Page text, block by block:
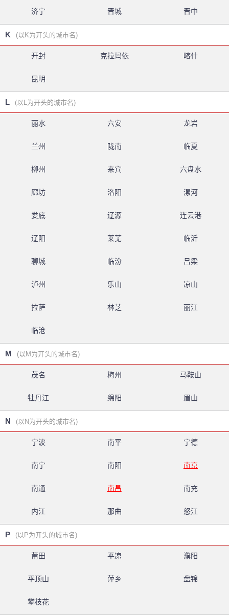
济宁 晋城 晋中
K (以K为开头的城市名)
开封 克拉玛依 喀什
昆明
L (以L为开头的城市名)
丽水 六安 龙岩
兰州 陇南 临夏
柳州 来宾 六盘水
廊坊 洛阳 漯河
娄底 辽源 连云港
辽阳 莱芜 临沂
聊城 临汾 吕梁
泸州 乐山 凉山
拉萨 林芝 丽江
临沧
M (以M为开头的城市名)
茂名 梅州 马鞍山
牡丹江 绵阳 眉山
N (以N为开头的城市名)
宁波 南平 宁德
南宁 南阳 南京
南通 南昌 南充
内江 那曲 怒江
P (以P为开头的城市名)
莆田 平凉 濮阳
平顶山 萍乡 盘锦
攀枝花